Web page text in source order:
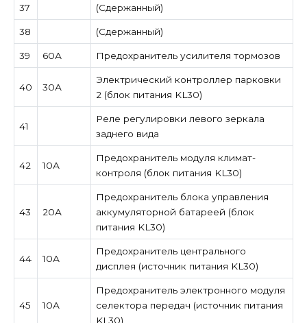
37 (Сдержанный)
38 (Сдержанный)
39 60А Предохранитель усилителя тормозов
40 30А
Электрический контроллер парковки
2 (блок питания KL30)
41
Реле регулировки левого зеркала
заднего вида
42 10А
Предохранитель модуля климат-
контроля (блок питания KL30)
43 20А
Предохранитель блока управления
аккумуляторной батареей (блок
питания KL30)
44 10А
Предохранитель центрального
дисплея (источник питания KL30)
45 10А
Предохранитель электронного модуля
селектора передач (источник питания
KL30)